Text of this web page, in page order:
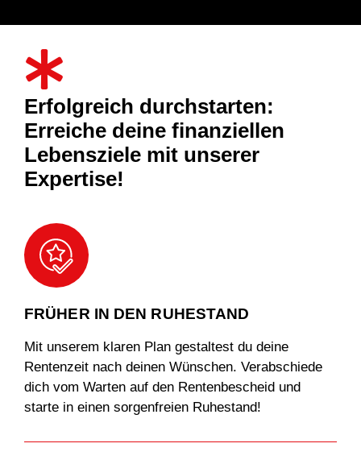
Erfolgreich durchstarten:
Erreiche deine finanziellen
Lebensziele mit unserer
Expertise!
FRÜHER IN DEN RUHESTAND
Mit unserem klaren Plan gestaltest du deine
Rentenzeit nach deinen Wünschen. Verabschiede
dich vom Warten auf den Rentenbescheid und
starte in einen sorgenfreien Ruhestand!